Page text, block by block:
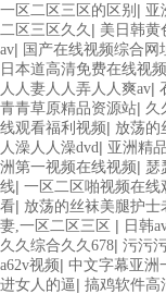
一区二区三区的区别 | 亚
二区三区久久 | 美日韩黄
av| 国产在线视频综合网
日本道高清免费在线视频
人人妻人人弄人人爽av|
青青草原精品资源站| 久
线观看福利视频| 放荡的
人澡人人澡dvd| 亚洲精
洲第一视频在线视频| 瑟
线| 一区二区啪视频在线
看| 放荡的丝袜美腿护士
妻,一区二区三区 | 日韩
久久综合久久678| 污污
a62v视频| 中文字幕亚洲
进女人的逼 | 搞鸡软件高